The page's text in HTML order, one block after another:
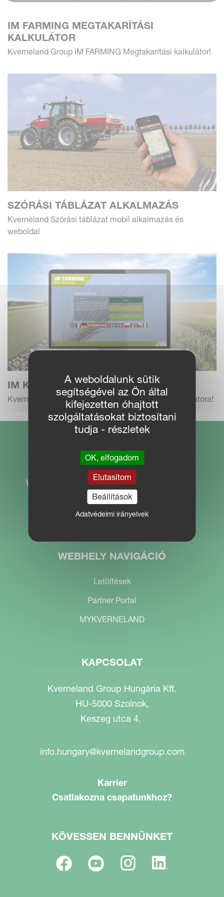
IM FARMING MEGTAKARÍTÁSI
KALKULÁTOR
Kverneland Group iM FARMING Megtakarítási kalkulátor!
SZÓRÁSI TÁBLÁZAT ALKALMAZÁS
Kverneland Szórási táblázat mobil alkalmazás és
weboldal
IM KALKULÁTOR APPLIKÁCIÓK
Kverneland Group iM FARMING megtakarítás kalkulátora!
WEBHELY NAVIGÁCIÓ
Letöltések
Partner Portal
MYKVERNELAND
KAPCSOLAT
Kverneland Group Hungária Kft.
HU-5000 Szolnok,
Keszeg utca 4.
info.hungary@kvernelandgroup.com
Karrier
Csatlakozna csapatunkhoz?
KÖVESSEN BENNÜNKET
A weboldalunk sütik
segítségével az Ön által
kifejezetten óhajtott
szolgáltatásokat biztosítani
tudja - részletek
OK, elfogadom
Elutasítom
Beállítások
Adatvédelmi irányelvek